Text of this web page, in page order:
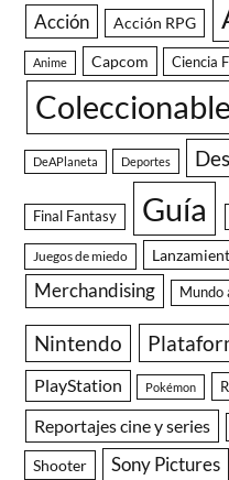
Acción Acción RPG
Anime Capcom Ciencia
DeAPlaneta Deportes
Final Fantasy Guía
Juegos de miedo
Merchandising Mundo
Nintendo
PlayStation Pokémon
Reportajes cine y series
Shooter Sony Pictures